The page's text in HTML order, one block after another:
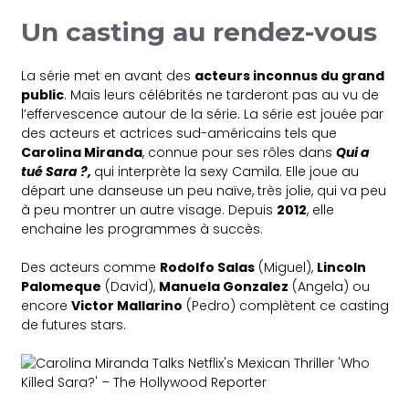
Un casting au rendez-vous
La série met en avant des acteurs inconnus du grand
public. Mais leurs célébrités ne tarderont pas au vu de
l’effervescence autour de la série. La série est jouée par
des acteurs et actrices sud-américains tels que
Carolina Miranda, connue pour ses rôles dansQui a
tué Sara ?, qui interprète la sexy Camila. Elle joue au
départ une danseuse un peu naïve, très jolie, qui va peu
à peu montrer un autre visage. Depuis 2012, elle
enchaine les programmes à succès.
Des acteurs comme Rodolfo Salas (Miguel), Lincoln
Palomeque (David), Manuela Gonzalez (Angela) ou
encoreVictor Mallarino (Pedro) complètent ce casting
de futures stars.